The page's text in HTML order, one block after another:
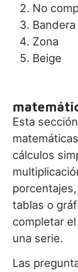
No
Bandera
Zona
Beige
Esta
cálculos
tablas o
completar
una serie.
Las